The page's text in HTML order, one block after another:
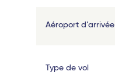
Les Saintes (Guadeloupe)
Aéroport d’arrivée
Type de vol